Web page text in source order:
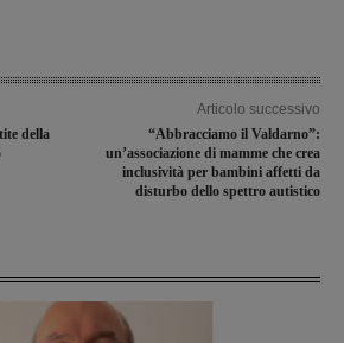
della
Articolo successivo
“Abbracciamo il Valdarno”:
un’associazione di mamme che crea
inclusività per bambini affetti da
disturbo dello spettro autistico